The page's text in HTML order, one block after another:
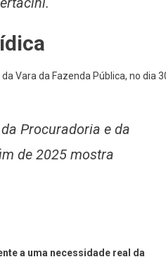
da Vara da Fazenda Pública, no dia
Procuradoria e da
de 2025 mostra
a uma necessidade real da